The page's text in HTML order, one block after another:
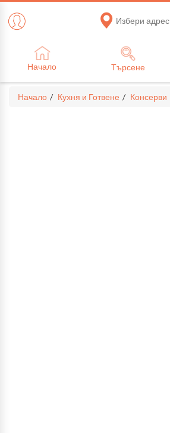
Избери адрес
Начало Търсене
Начало Кухня и Готвене Консерви